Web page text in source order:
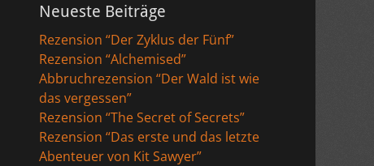
Neueste Beiträge
Rezension “Der Zyklus der Fünf”
Rezension “Alchemised”
Abbruchrezension “Der Wald ist wie
das vergessen”
Rezension “The Secret of Secrets”
Rezension “Das erste und das letzte
Abenteuer von Kit Sawyer”